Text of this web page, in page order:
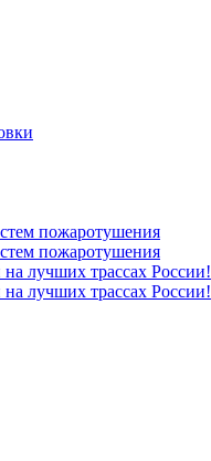
пожаротушения
пожаротушения
лучших трассах России!
лучших трассах России!